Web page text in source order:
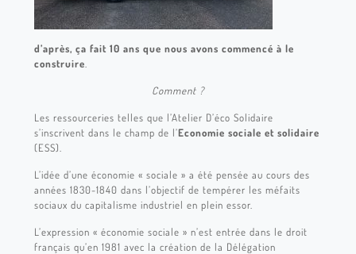
d’après, ça fait 10 ans que nous avons commencé à le
construire
Comment ?
Les ressourceries telles que l’Atelier D’éco Solidaire
s’inscrivent dans le champ de l’Economie sociale et solidaire
(ESS).
L’idée d’une économie « sociale » a été pensée au cours des
années 1830-1840 dans l’objectif de tempérer les méfaits
sociaux du capitalisme industriel en plein essor.
L’expression « économie sociale » n’est entrée dans le droit
français qu’en 1981 avec la création de la Délégation